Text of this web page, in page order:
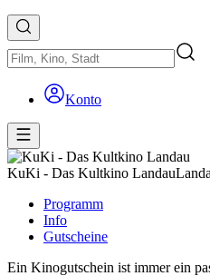
Konto
KuKi - Das Kultkino Landau
Programm
Info
Gutscheine
Ein Kinogutschein ist immer ein